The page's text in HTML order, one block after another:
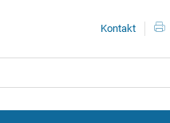
Metanavigationn
Kontakt